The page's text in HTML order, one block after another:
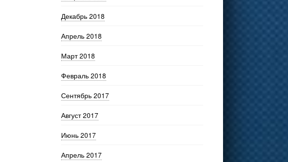
Декабрь 2018
Апрель 2018
Март 2018
Февраль 2018
Сентябрь 2017
Август 2017
Июнь 2017
Апрель 2017